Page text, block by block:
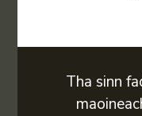
Tha sinn